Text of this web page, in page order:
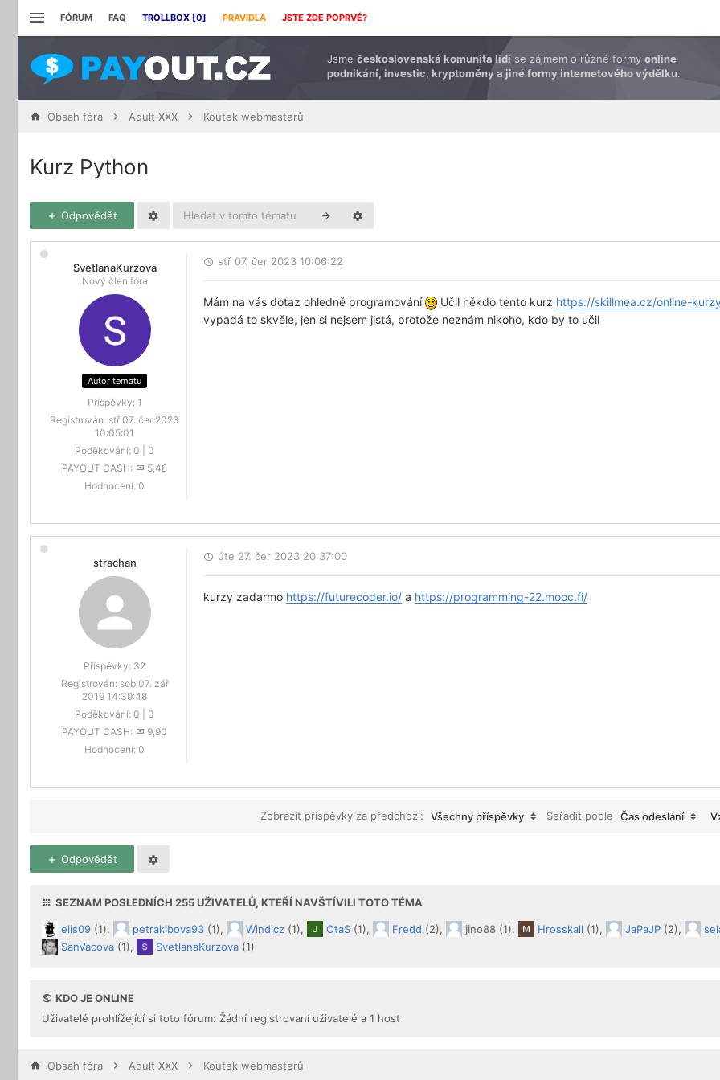
FÓRUM FAQ TROLLBOX [0] PRAVIDLA JSTE ZDE POPRVÉ?
Jsme československá komunita lidí se zájmem o různé formy online
podnikání, investic, kryptoměny a jiné formy internetového výdělku.
Obsah fóra Adult XXX Koutek webmasterů
Kurz Python
Odpovědět
SvetlanaKurzova
Nový člen fóra
Autor tematu
Příspěvky: 1
Registrován: stř 07. čer 2023
10:05:01
Poděkování: 0
0
PAYOUT CASH:
5,48
Hodnocení: 0
stř 07. čer 2023 10:06:22
Mám na vás dotaz ohledně programování Učil někdo tento kurz https://skillmea.cz/online-
vypadá to skvěle, jen si nejsem jistá, protože neznám nikoho, kdo by to učil
strachan
Příspěvky: 32
Registrován: sob 07. zář
2019 14:39:48
Poděkování: 0
0
PAYOUT CASH:
9,90
Hodnocení: 0
úte 27. čer 2023 20:37:00
kurzy zadarmo https://futurecoder.io/ a https://programming-22.mooc.fi/
Zobrazit příspěvky za předchozí: Všechny příspěvky Seřadit podle Čas odeslání
Odpovědět
SEZNAM POSLEDNÍCH 255UŽIVATELŮ, KTEŘÍ NAVŠTÍVILI TOTO TÉMA
elis09 (1), petraklbova93 (1), Windicz (1), OtaS (1), Fredd (2), jino88 (1), Hrosskall (1), JaPaJP (2),
SanVacova (1), SvetlanaKurzova (1)
KDO JE ONLINE
Uživatelé prohlížející si toto fórum: Žádní registrovaní uživatelé a 1 host
Obsah fóra Adult XXX Koutek webmasterů